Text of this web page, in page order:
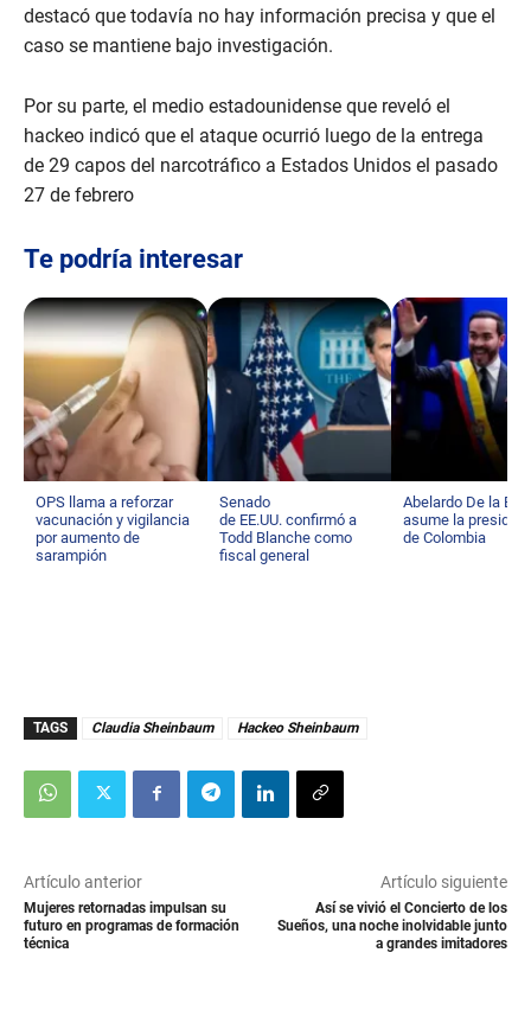
destacó que todavía no hay información precisa y que el
caso se mantiene bajo investigación.
Por su parte, el medio estadounidense que reveló el
hackeo indicó que el ataque ocurrió luego de la entrega
de 29 capos del narcotráfico a Estados Unidos el pasado
27 de febrero
Te podría interesar
OPS llama a reforzar
vacunación y vigilancia
por aumento de
sarampión
Senado
de EE.UU. confirmó a
Todd Blanche como
fiscal general
Abelardo De la
asume la
de Colombia
TAGS Claudia Sheinbaum Hackeo Sheinbaum
Artículo anterior
Mujeres retornadas impulsan su
futuro en programas de formación
técnica
Artículo siguiente
Así se vivió el Concierto de los
Sueños, una noche inolvidable junto
a grandes imitadores